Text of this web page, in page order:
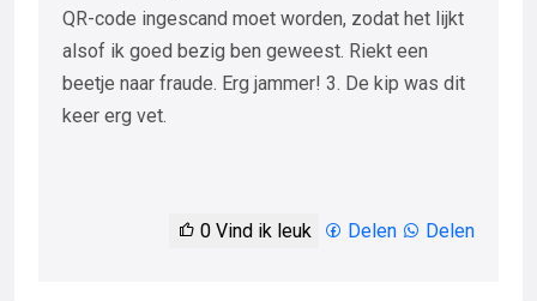
QR-code ingescand moet worden, zodat het lijkt
alsof ik goed bezig ben geweest. Riekt een
beetje naar fraude. Erg jammer! 3. De kip was dit
keer erg vet.
0 Vind ik leuk Delen Delen